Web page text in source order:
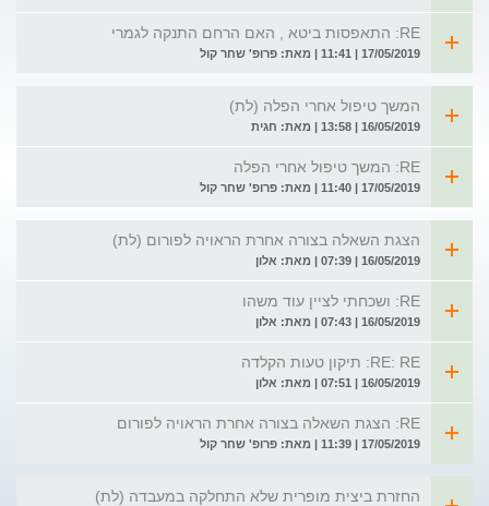
RE: התאפסות ביטא , האם הרחם התנקה לגמרי
17/05/2019 | 11:41 | מאת: פרופ' שחר קול
המשך טיפול אחרי הפלה (לת)
16/05/2019 | 13:58 | מאת: חגית
RE: המשך טיפול אחרי הפלה
17/05/2019 | 11:40 | מאת: פרופ' שחר קול
הצגת השאלה בצורה אחרת הראויה לפורום (לת)
16/05/2019 | 07:39 | מאת: אלון
RE: ושכחתי לציין עוד משהו
16/05/2019 | 07:43 | מאת: אלון
RE: RE: תיקון טעות הקלדה
16/05/2019 | 07:51 | מאת: אלון
RE: הצגת השאלה בצורה אחרת הראויה לפורום
17/05/2019 | 11:39 | מאת: פרופ' שחר קול
החזרת ביצית מופרית שלא התחלקה במעבדה (לת)